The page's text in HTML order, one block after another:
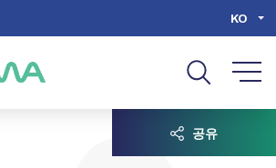
KO
공유